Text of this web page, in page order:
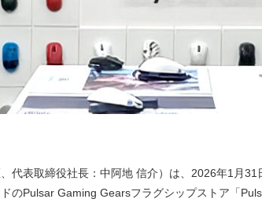
代表取締役社長：中阿地 信介）は、2026年1月
のPulsar Gaming Gearsフラグシップストア「